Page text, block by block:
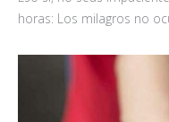
horas: Los milagros no